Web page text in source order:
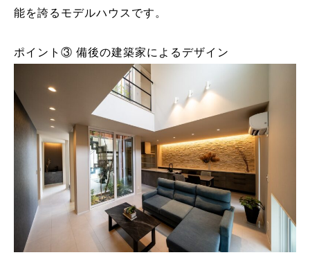
能を誇るモデルハウスです。
ポイント③ 備後の建築家によるデザイン